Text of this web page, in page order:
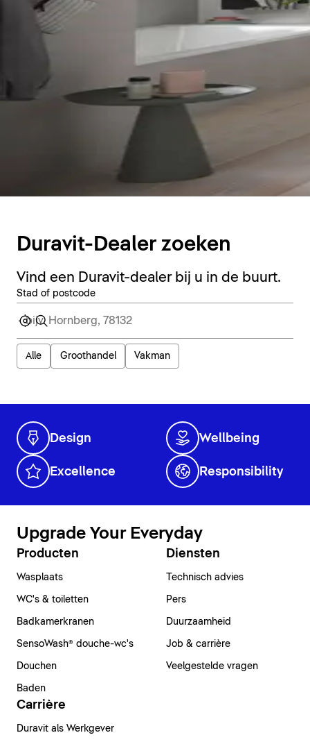
Duravit-Dealer zoeken
Vind een Duravit-dealer bij u in de buurt.
Stad of postcode
Alle Groothandel Vakman
Design Wellbeing
Excellence Responsibility
Upgrade Your Everyday
Producten
Wasplaats
WC's & toiletten
Badkamerkranen
SensoWash® douche-wc's
Douchen
Baden
Diensten
Technisch advies
Pers
Duurzaamheid
Job & carrière
Veelgestelde vragen
Carrière
Duravit als Werkgever